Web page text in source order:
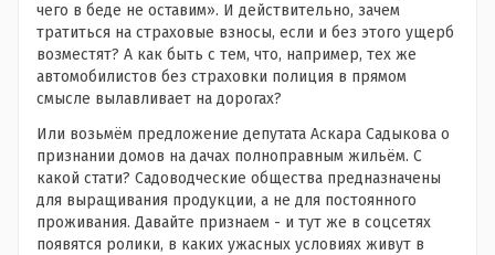
чего в беде не оставим». И действительно, зачем
тратиться на страховые взносы, если и без этого ущерб
возместят? А как быть с тем, что, например, тех же
автомобилистов без страховки полиция в прямом
смысле вылавливает на дорогах?
Или возьмём предложение депутата Аскара Садыкова о
признании домов на дачах полноправным жильём. С
какой стати? Садоводческие общества предназначены
для выращивания продукции, а не для постоянного
проживания. Давайте признаем - и тут же в соцсетях
появятся ролики, в каких ужасных условиях живут в